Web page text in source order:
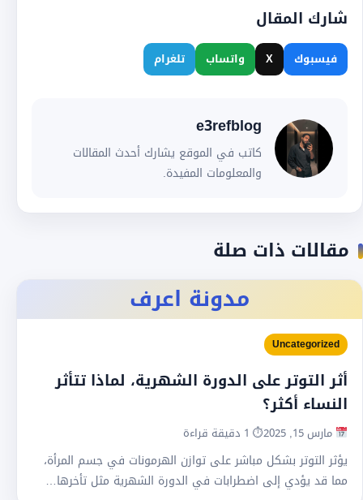
شارك المقال
فيسبوك X واتساب تلغرام
e3refblog
كاتب في الموقع يشارك أحدث المقالات
والمعلومات المفيدة.
مقالات ذات صلة
مدونة اعرف
Uncategorized
أثر التوتر على الدورة الشهرية، لماذا تتأثر
النساء أكثر؟
مارس 15, 2025 ⏱ 1 دقيقة قراءة
يؤثر التوتر بشكل مباشر على توازن الهرمونات في جسم المرأة،
مما قد يؤدي إلى اضطرابات في الدورة الشهرية مثل تأخرها…